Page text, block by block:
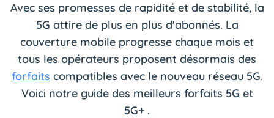
Avec ses promesses de rapidité et de stabilité, la
5G attire de plus en plus d'abonnés. La
couverture mobile progresse chaque mois et
tous les opérateurs proposent désormais des
forfaits compatibles avec le nouveau réseau 5G.
Voici notre guide des meilleurs forfaits 5G et
5G+ .